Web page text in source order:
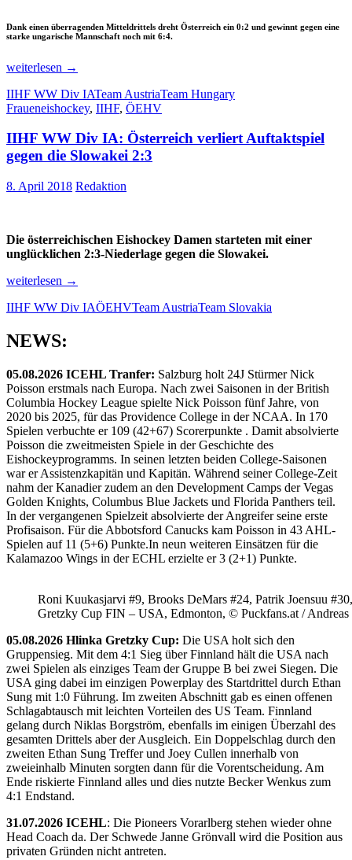
Dank einen überragenden Mitteldrittels dreht Österreich ein 0:2 und gewinnt gegen eine
starke ungarische Mannschaft noch mit 6:4.
IIHF
Div
IA:
Damen
gewinnen
gegen
ein
starkes
weiterlesen →
IIHF WW Div IATeam AustriaTeam Hungary
Fraueneishockey, IIHF, ÖEHV
IIHF WW Div IA: Österreich verliert Auftaktspiel
gegen die Slowakei 2:3
8. April 2018 Redaktion
Die österreichischen Eishockey Damen starteten mit einer
unglücklichen 2:3-Niederlage gegen die Slowakei.
IIHF
Div
Österreich
verliert
gegen
die
Slowakei
2:3
weiterlesen →
IIHF WW Div IAÖEHVTeam AustriaTeam Slovakia
NEWS:
05.08.2026 ICEHL Tranfer: Salzburg holt 24J Stürmer Nick
Poisson erstmals nach Europa. Nach zwei Saisonen in der British
Columbia Hockey League spielte Nick Poisson fünf Jahre, von
2020 bis 2025, für das Providence College in der NCAA. In 170
Spielen verbuchte er 109 (42+67) Scorerpunkte . Damit absolvierte
Poisson die zweitmeisten Spiele in der Geschichte des
Eishockeyprogramms. In seinen letzten beiden College-Saisonen
war er Assistenzkapitän und Kapitän. Während seiner College-Zeit
nahm der Kanadier zudem an den Development Camps der Vegas
Golden Knights, Columbus Blue Jackets und Florida Panthers teil.
In der vergangenen Spielzeit absolvierte der Angreifer seine erste
Profisaison. Für die Abbotsford Canucks kam Poisson in 43 AHL-
Spielen auf 11 (5+6) Punkte.In neun weiteren Einsätzen für die
Kalamazoo Wings in der ECHL erzielte er 3 (2+1) Punkte.
Roni Kuukasjarvi #9, Brooks DeMars #24, Patrik Joensuu
Gretzky Cup FIN – USA, Edmonton, © Puckfans.at / Andreas
05.08.2026 Hlinka Gretzky Cup: Die USA holt sich den
Gruppensieg. Mit dem 4:1 Sieg über Finnland hält die USA nach
zwei Spielen als einziges Team der Gruppe B bei zwei Siegen. Die
USA ging dabei im einzigen Powerplay des Startdrittel durch Ethan
Sung mit 1:0 Führung. Im zweiten Abschnitt gab es einen offenen
Schlagabtausch mit leichten Vorteilen des US Team. Finnland
gelang durch Niklas Borgström, ebenfalls im einigen Überzahl des
gesamten Drittels aber der Ausgleich. Ein Doppelschlag durch den
zweiten Ethan Sung Treffer und Joey Cullen innerhalb von
zweieinhalb Minuten sorgten dann für die Vorentscheidung. Am
Ende riskierte Finnland alles und dies nutzte Becker Wenkus zum
4:1 Endstand.
31.07.2026 ICEHL: Die Pioneers Vorarlberg stehen wieder ohne
Head Coach da. Der Schwede Janne Grönvall wird die Position aus
privaten Gründen nicht antreten.